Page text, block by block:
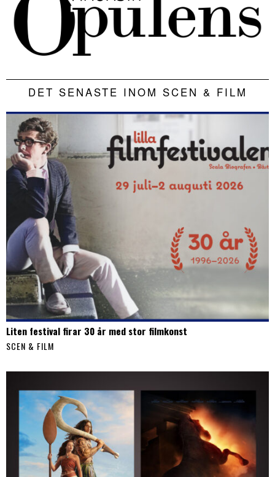
DET SENASTE INOM SCEN & FILM
Liten festival firar 30 år med stor filmkonst
SCEN & FILM